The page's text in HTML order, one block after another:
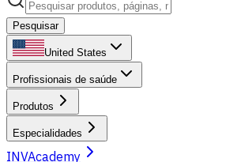
Pesquisar
United States
Profissionais de saúde
Produtos
Especialidades
INVAcademy